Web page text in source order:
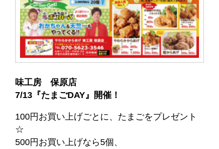
味工房 保原店
7/13『たまごDAY』開催！
100円お買い上げごとに、たまごをプレゼント
☆
500円お買い上げなら5個、